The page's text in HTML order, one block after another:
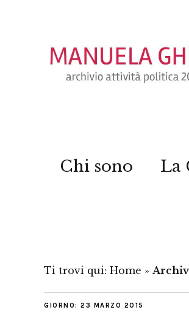
Chi sono La
Ti trovi qui: Home »
GIORNO: 23 MARZO 2015